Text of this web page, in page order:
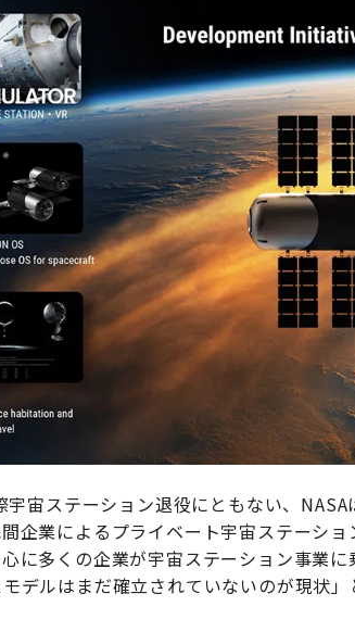
宇宙ステーション退役にともない、
企業によるプライベート宇宙ステーシ
に多くの企業が宇宙ステーション事業
デルはまだ確立されていないのが現状」